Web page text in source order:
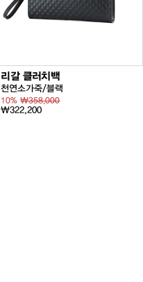
리갈 클러치백
천연소가죽/블랙
10%₩358,000
₩322,200